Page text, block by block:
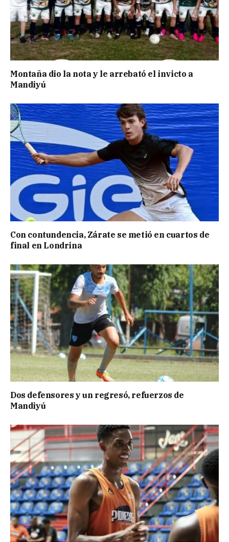
Montaña dio la nota y le arrebató el invicto a
Mandiyú
Con contundencia, Zárate se metió en cuartos de
final en Londrina
Dos defensores y un regresó, refuerzos de
Mandiyú